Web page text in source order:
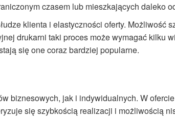
czasem lub mieszkających daleko
klienta i elastyczności oferty. Możliwość
drukarni taki proces może wymagać kilku
się one coraz bardziej popularne.
biznesowych, jak i indywidualnych. W
się szybkością realizacji i możliwością